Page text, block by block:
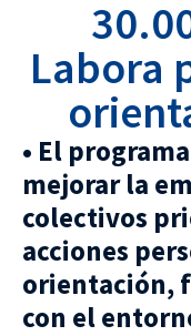
Labora
• El
mejorar la
colectivos
acciones
orientación,
con el